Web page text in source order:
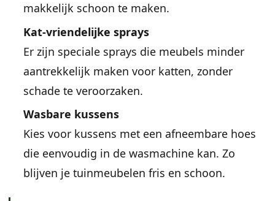
makkelijk schoon te maken.
Kat-vriendelijke sprays
Er zijn speciale sprays die meubels minder
aantrekkelijk maken voor katten, zonder
schade te veroorzaken.
Wasbare kussens
Kies voor kussens met een afneembare hoes
die eenvoudig in de wasmachine kan. Zo
blijven je tuinmeubelen fris en schoon.